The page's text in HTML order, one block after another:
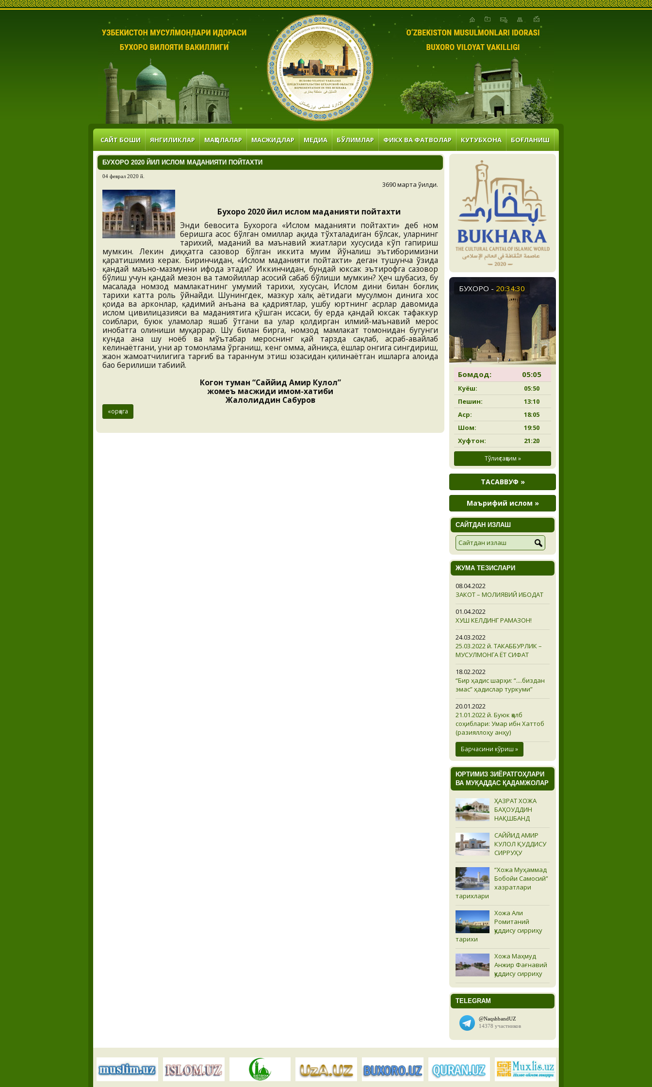
САЙТ БОШИ ЯНГИЛИКЛАР МАҚОЛАЛАР МАСЖИДЛАР МЕДИА БЎЛИМЛАР ФИКХ ВА ФАТВОЛАР КУТУБХОНА БОҒЛАНИШ
БУХОРО 2020 ЙИЛ ИСЛОМ МАДАНИЯТИ ПОЙТАХТИ
04 феврал 2020 й.
3690 марта ўқилди.
Бухоро 2020 йил ислом маданияти пойтахти
Энди бевосита Бухорога «Ислом маданияти пойтахти» деб ном
беришга асос бўлган омиллар ҳақида тўхталадиган бўлсак, уларнинг
тарихий, маданий ва маънавий жиҳатлари хусусида кўп гапириш
мумкин. Лекин диққатга сазовор бўлган иккита муҳим йўналиш эътиборимизни
қаратишимиз керак. Биринчидан, «Ислом маданияти пойтахти» деган тушунча ўзида
қандай маъно-мазмунни ифода этади? Иккинчидан, бундай юксак эътирофга сазовор
бўлиш учун қандай мезон ва тамойиллар асосий сабаб бўлиши мумкин? Ҳеч шубҳасиз, бу
масалада номзод мамлакатнинг умумий тарихи, хусусан, Ислом дини билан боғлиқ
тарихи катта роль ўйнайди. Шунингдек, мазкур халқ ҳаётидаги мусулмон динига хос
қоида ва арконлар, қадимий анъана ва қадриятлар, ушбу юртнинг асрлар давомида
ислом цивилицазияси ва маданиятига қўшган ҳиссаси, бу ерда қандай юксак тафаккур
соҳиблари, буюк уламолар яшаб ўтгани ва улар қолдирган илмий-маънавий мерос
инобатга олиниши муқаррар. Шу билан бирга, номзод мамлакат томонидан бугунги
кунда ана шу ноёб ва мўътабар мероснинг қай тарзда сақлаб, асраб-авайлаб
келинаётгани, уни ҳар томонлама ўрганиш, кенг омма, айниқса, ёшлар онгига сингдириш,
жаҳон жамоатчилигига тарғиб ва тараннум этиш юзасидан қилинаётган ишларга алоҳида
баҳо берилиши табиий.
Когон туман “Саййид Амир Кулол”
жомеъ масжиди имом-хатиби
Жалолиддин Сабуров
«орқага
БУХОРО - 20:34:31
Бомдод: 05:05
Куёш:
05:50
Пешин:
13:10
Аср:
18:05
Шом:
19:50
Хуфтон:
21:20
Тўлиқ тақвим »
ТАСАВВУФ »
Маърифий ислом »
САЙТДАН ИЗЛАШ
ЖУМА ТЕЗИСЛАРИ
08.04.2022
ЗАКОТ – МОЛИЯВИЙ ИБОДАТ
01.04.2022
ХУШ КЕЛДИНГ РАМАЗОН!
24.03.2022
25.03.2022 й. ТАКАББУРЛИК –
МУСУЛМОНГА ЁТ СИФАТ
18.02.2022
“Бир ҳадис шарҳи: “....биздан
эмас” ҳадислар туркуми”
20.01.2022
21.01.2022 й. Буюк қалб
соҳиблари: Умар ибн Хаттоб
(разияллоҳу анҳу)
Барчасини кўриш »
ЮРТИМИЗ ЗИЁРАТГОҲЛАРИ
ВА МУҚАДДАС ҚАДАМЖОЛАР
ҲАЗРАТ ХОЖА
БАҲОУДДИН
НАҚШБАНД
САЙЙИД АМИР
КУЛОЛ ҚУДДИСУ
СИРРУҲУ
“Хожа Муҳаммад
Бобойи Самосий”
хазратлари
тарихлари
Хожа Али
Ромитаний
қуддису сирриҳу
тарихи
Хожа Маҳмуд
Анжир Фағнавий
қуддису сирриҳу
TELEGRAM